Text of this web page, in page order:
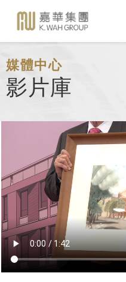
媒體中心
影片庫